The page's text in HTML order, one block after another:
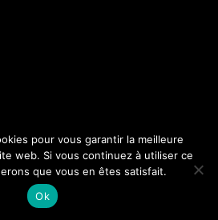
pour vous garantir la meilleure
web. Si vous continuez à utiliser ce
que vous en êtes satisfait.
Ok